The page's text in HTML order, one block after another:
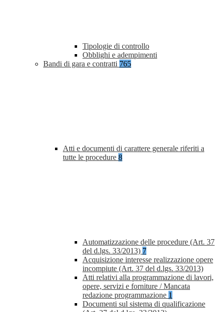
Tipologie di controllo
Obblighi e adempimenti
Bandi di gara e contratti 765
Atti e documenti di carattere generale riferiti a
tutte le procedure 8
Automatizzazione delle procedure (Art. 37
del d.lgs. 33/2013) 7
Acquisizione interesse realizzazione opere
incompiute (Art. 37 del d.lgs. 33/2013)
Atti relativi alla programmazione di lavori,
opere, servizi e forniture / Mancata
redazione programmazione 1
Documenti sul sistema di qualificazione